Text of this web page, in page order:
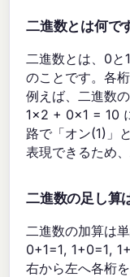
二進数とは何で
二進数とは、0
のことです。各
例えば、二進数
1×2 + 0×1 = 10
路で「オン(1)」
表現できるため
二進数の足し算
二進数の加算は
0+1=1, 1+0=1,
右から左へ各桁